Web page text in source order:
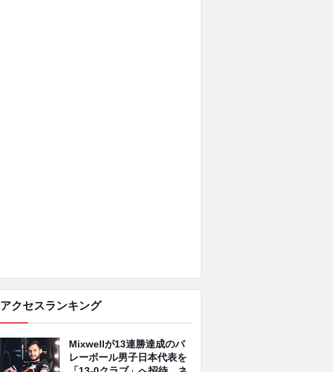
アクセスランキング
Mixwellが13連勝達成のバ
レーボール男子日本代表を